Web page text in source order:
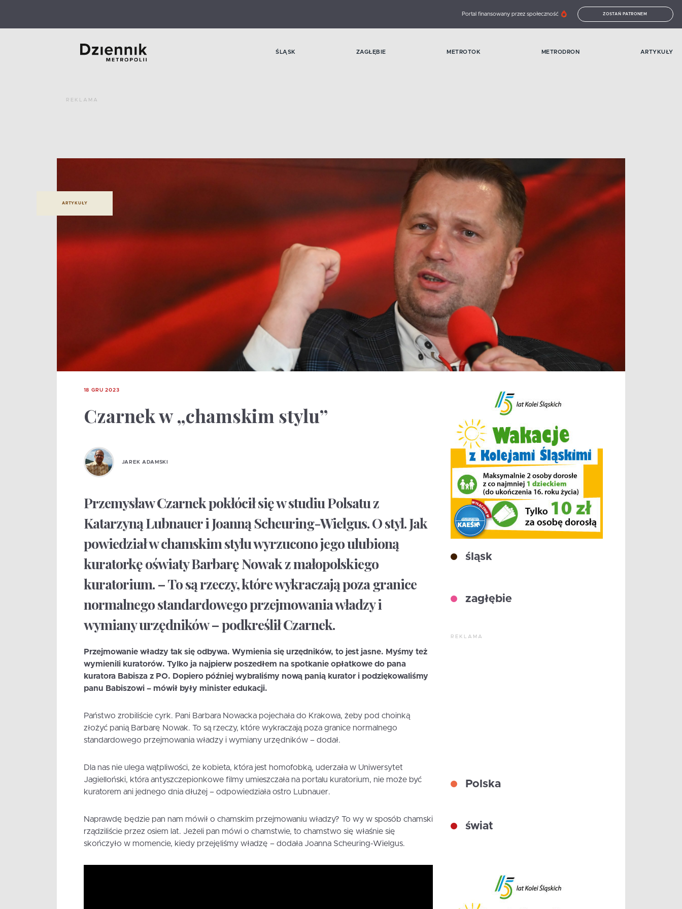
Portal finansowany przez społeczność ZOSTAŃ PATRONEM
ŚLĄSK ZAGŁĘBIE METROTOK METRODRON ARTYKUŁY
REKLAMA
ARTYKUŁY
18 GRU 2023
Czarnek w „chamskim stylu”
JAREK ADAMSKI
Przemysław Czarnek pokłócił się w studiu Polsatu z
Katarzyną Lubnauer i Joanną Scheuring-Wielgus. O styl. Jak
powiedział w chamskim stylu wyrzucono jego ulubioną
kuratorkę oświaty Barbarę Nowak z małopolskiego
kuratorium. – To są rzeczy, które wykraczają poza granice
normalnego standardowego przejmowania władzy i
wymiany urzędników – podkreślił Czarnek.
Przejmowanie władzy tak się odbywa. Wymienia się urzędników, to jest jasne. Myśmy też
wymienili kuratorów. Tylko ja najpierw poszedłem na spotkanie opłatkowe do pana
kuratora Babisza z PO. Dopiero później wybraliśmy nową panią kurator i podziękowaliśmy
panu Babiszowi – mówił były minister edukacji.
Państwo zrobiliście cyrk. Pani Barbara Nowacka pojechała do Krakowa, żeby pod choinką
złożyć panią Barbarę Nowak. To są rzeczy, które wykraczają poza granice normalnego
standardowego przejmowania władzy i wymiany urzędników – dodał.
Dla nas nie ulega wątpliwości, że kobieta, która jest homofobką, uderzała w Uniwersytet
Jagielloński, która antyszczepionkowe filmy umieszczała na portalu kuratorium, nie może być
kuratorem ani jednego dnia dłużej – odpowiedziała ostro Lubnauer.
Naprawdę będzie pan nam mówił o chamskim przejmowaniu władzy? To wy w sposób chamski
rządziliście przez osiem lat. Jeżeli pan mówi o chamstwie, to chamstwo się właśnie się
skończyło w momencie, kiedy przejęliśmy władzę – dodała Joanna Scheuring-Wielgus.
śląsk
zagłębie
REKLAMA
Polska
świat